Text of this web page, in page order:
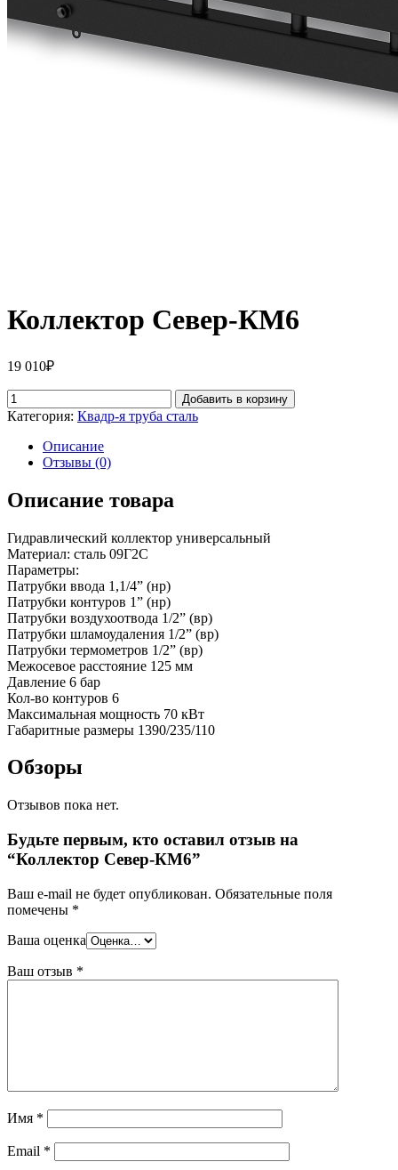
Коллектор Север-КМ6
19 010₽
Добавить в корзину
Категория: Квадр-я труба сталь
Описание
Отзывы (0)
Описание товара
Гидравлический коллектор универсальный
Материал: сталь 09Г2С
Параметры:
Патрубки ввода 1,1/4” (нр)
Патрубки контуров 1” (нр)
Патрубки воздухоотвода 1/2” (вр)
Патрубки шламоудаления 1/2” (вр)
Патрубки термометров 1/2” (вр)
Межосевое расстояние 125 мм
Давление 6 бар
Кол-во контуров 6
Максимальная мощность 70 кВт
Габаритные размеры 1390/235/110
Обзоры
Отзывов пока нет.
Будьте первым, кто оставил отзыв на
“Коллектор Север-КМ6”
Ваш e-mail не будет опубликован. Обязательные поля
помечены *
Ваша оценка
Ваш отзыв *
Имя *
Email *